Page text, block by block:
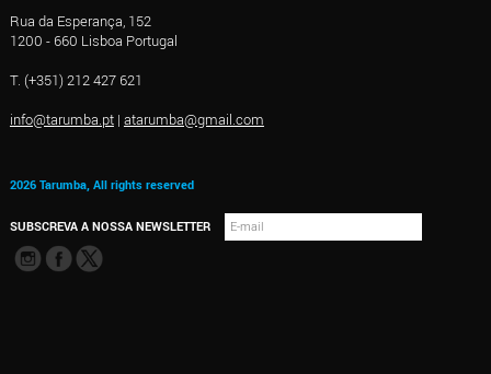
Rua da Esperança, 152
1200 - 660 Lisboa Portugal
T. (+351) 212 427 621
info@tarumba.pt| atarumba@gmail.com
2026 Tarumba, All rights reserved
SUBSCREVA A NOSSA NEWSLETTER